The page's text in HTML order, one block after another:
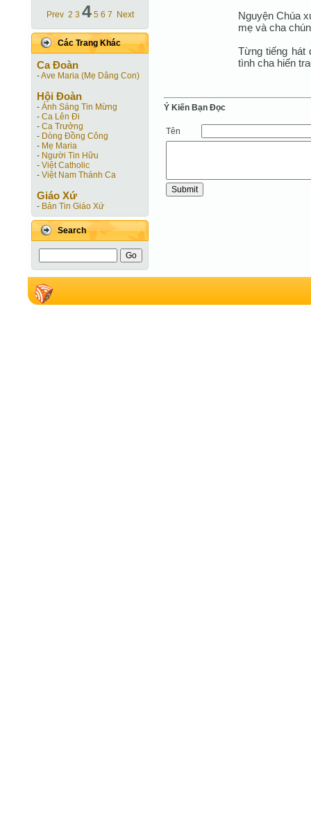
Prev 2 3 4 5 6 7 Next
Các Trang Khác
Ca Ðoàn
-Ave Maria (Mẹ Dâng Con)
Hội Ðoàn
- Ánh Sáng Tin Mừng
- Ca Lên Đi
- Ca Trưởng
- Dòng Đồng Công
- Mẹ Maria
- Người Tin Hữu
- Việt Catholic
- Việt Nam Thánh Ca
Giáo Xứ
- Bản Tin Giáo Xứ
Search
Nguyện Chúa
mẹ và cha
Từng tiếng hát
tình cha hiến
Ý Kiến Bạn Ðọc
Tên